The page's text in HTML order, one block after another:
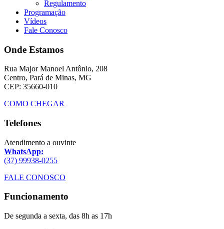
Regulamento
Programação
Vídeos
Fale Conosco
Onde Estamos
Rua Major Manoel Antônio, 208
Centro, Pará de Minas, MG
CEP: 35660-010
COMO CHEGAR
Telefones
Atendimento a ouvinte
WhatsApp:
(37) 99938-0255
FALE CONOSCO
Funcionamento
De segunda a sexta, das 8h as 17h